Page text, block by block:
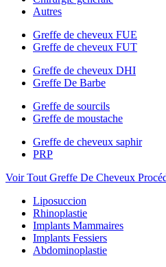
Autres
Greffe de cheveux FUE
Greffe de cheveux FUT
Greffe de cheveux DHI
Greffe De Barbe
Greffe de sourcils
Greffe de moustache
Greffe de cheveux saphir
PRP
Voir Tout Greffe De Cheveux
Liposuccion
Rhinoplastie
Implants Mammaires
Implants Fessiers
Abdominoplastie